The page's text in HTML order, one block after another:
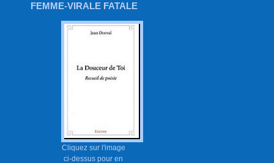
FEMME-VIRALE FATALE
Cliquez sur l'image
ci-dessus pour en